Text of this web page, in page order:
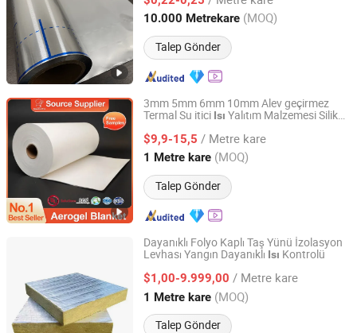
10.000 Metrekare (MOQ)
Talep Gönder
Zhejiang, China Fiyat 2012
3mm 5mm 6mm 10mm Alev geçirmez
Termal Su itici Isı Yalıtım Malzemesi Silika
Kaplama Boyası Yastıklama Kompozit
Ürünler
$9,9-15,5 / Metre kare
1 Metre kare (MOQ)
Talep Gönder
Skyboys (Hangzhou) Technology Co., Ltd.
Zhejiang, China Fiyat 2024
Dayanıklı Folyo Kaplı Taş Yünü İzolasyon
Levhası Yangın Dayanıklı Isı Kontrolü
$1,00-9.999,00 / Metre kare
1 Metre kare (MOQ)
Talep Gönder
Hebei Huashuo Xingye Thermal Insulation Building
Materials Co., Ltd.
Hebei, China Fiyat 2026